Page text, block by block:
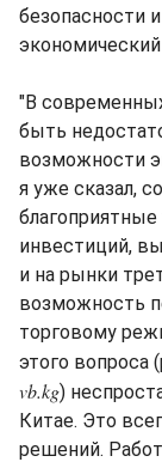
безопасности
"В
быть
возможности
я уже сказал,
благоприятные
инвестиций,
и на рынки
возможность
торговому
этого
vb.kg)
Китае. Это
решений.